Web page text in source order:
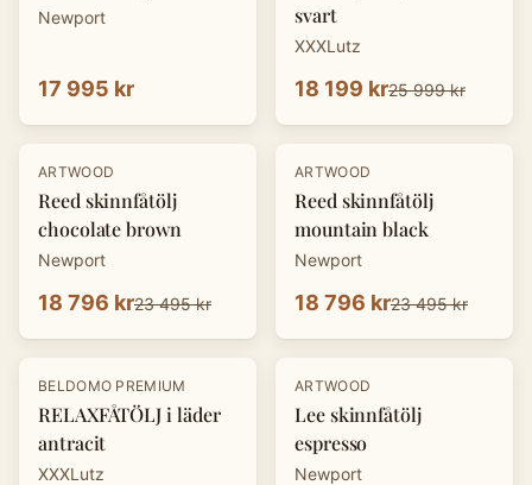
Newport
17 995 kr
svart
XXXLutz
18 199 kr25 999 kr
-20%
ARTWOOD
Reed skinnfåtölj
chocolate brown
Newport
18 796 kr23 495 kr
-20%
ARTWOOD
Reed skinnfåtölj
mountain black
Newport
18 796 kr23 495 kr
-30 %
BELDOMO PREMIUM
RELAXFÅTÖLJ i läder
antracit
XXXLutz
-20%
ARTWOOD
Lee skinnfåtölj
espresso
Newport